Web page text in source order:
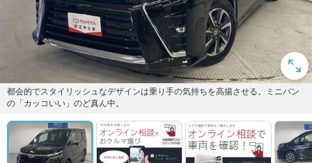
都会的でスタイリッシュなデザインは乗り手の気持ちを高揚させる。ミニバン
の「カッコいい」のど真ん中。